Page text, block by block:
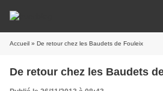
Accueil » De retour chez les Baudets de Fouleix
De retour chez les Baudets